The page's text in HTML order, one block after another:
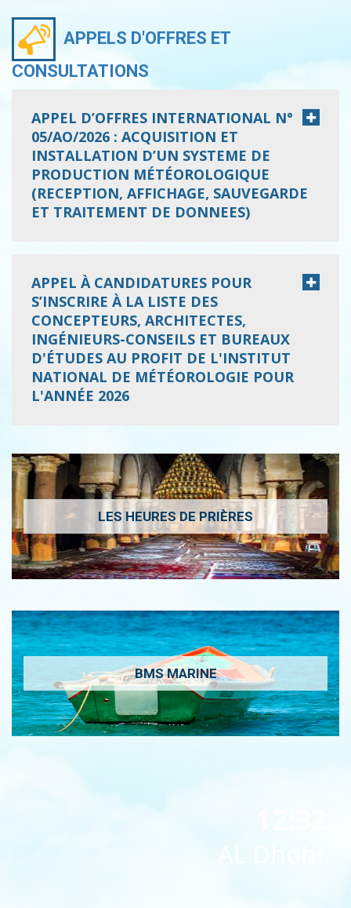
APPELS D'OFFRES ET
CONSULTATIONS
APPEL D’OFFRES INTERNATIONAL N°
05/AO/2026 : ACQUISITION ET
INSTALLATION D’UN SYSTEME DE
PRODUCTION MÉTÉOROLOGIQUE
(RECEPTION, AFFICHAGE, SAUVEGARDE
ET TRAITEMENT DE DONNEES)
APPEL À CANDIDATURES POUR
S’INSCRIRE À LA LISTE DES
CONCEPTEURS, ARCHITECTES,
INGÉNIEURS-CONSEILS ET BUREAUX
D'ÉTUDES AU PROFIT DE L'INSTITUT
NATIONAL DE MÉTÉOROLOGIE POUR
L'ANNÉE 2026
LES HEURES DE PRIÈRES
BMS MARINE
AL Dhohr